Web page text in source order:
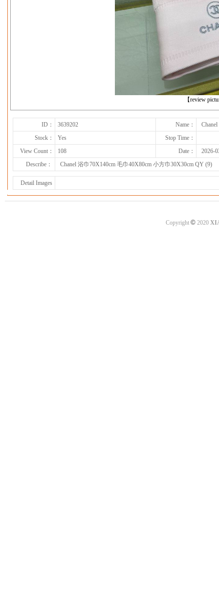
【review
下一张
ID： 3639202 Name：
Stock：
Yes
Stop Time：
View Count：
108 Date：
2026-
Describe：
Chanel 浴巾70X140cm 毛巾40X80cm 小方巾30X30cm QY (9)
Detail Images
Copyright ©2020